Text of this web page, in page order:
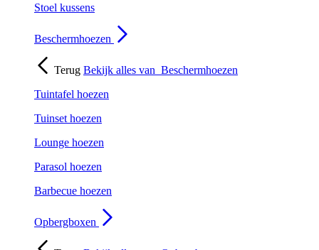
Stoel kussens
Beschermhoezen
Terug Bekijk alles van Beschermhoezen
Tuintafel hoezen
Tuinset hoezen
Lounge hoezen
Parasol hoezen
Barbecue hoezen
Opbergboxen